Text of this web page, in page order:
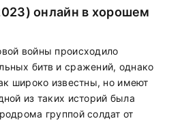
онлайн в хорошем
войны происходило
битв и сражений, однако
широко известны, но имеют
из таких историй была
группой солдат от